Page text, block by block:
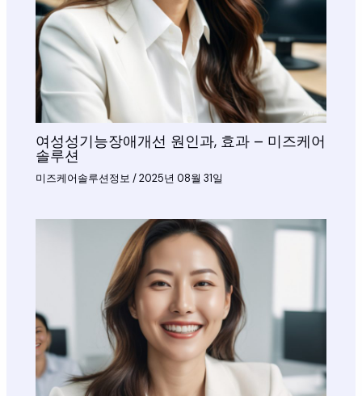
여성성기능장애개선 원인과, 효과 – 미즈케어
솔루션
미즈케어솔루션정보 /2025년 08월 31일